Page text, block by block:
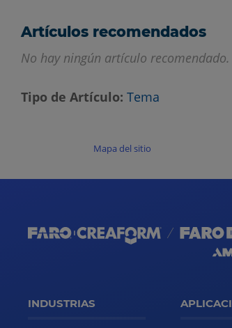
Artículos recomendados
No hay ningún artículo recomendado.
Tipo de Artículo Tema
Mapa del sitio
INDUSTRIAS